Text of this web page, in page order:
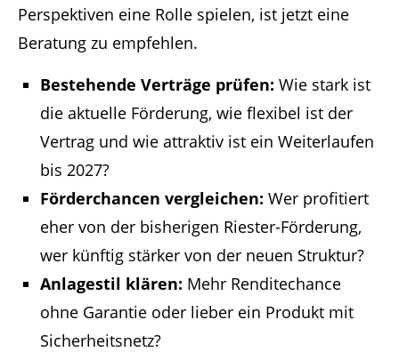
Perspektiven eine Rolle spielen, ist jetzt eine
Beratung zu empfehlen.
Bestehende Verträge prüfen: Wie stark ist
die aktuelle Förderung, wie flexibel ist der
Vertrag und wie attraktiv ist ein Weiterlaufen
bis 2027?
Förderchancen vergleichen: Wer profitiert
eher von der bisherigen Riester-Förderung,
wer künftig stärker von der neuen Struktur?
Anlagestil klären: Mehr Renditechance
ohne Garantie oder lieber ein Produkt mit
Sicherheitsnetz?